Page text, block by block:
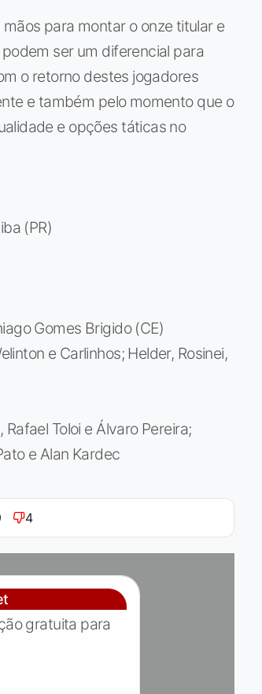
para montar o onze titular e
ser um diferencial para
o retorno destes jogadores
e também pelo momento que o
e opções táticas no
(PR)
Gomes Brigido (CE)
e Carlinhos; Helder, Rosinei,
Toloi e Álvaro Pereira;
e Alan Kardec
4
gratuita para